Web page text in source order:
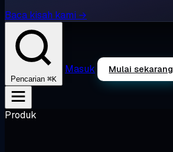
Baca kisah kami →
Pencarian ⌘K
Masuk Mulai sekarang
Produk